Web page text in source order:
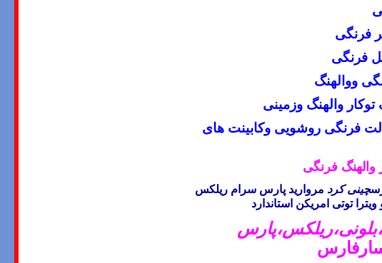
فرنگی
فرنگی
ووالهنگ
والهنگ وزمینی
فرنگی روشویی وکابینت های
فرنگی
چینی کرد مروارید پارس سرام ریلکس
توتی امریکن استاندارد
،بلونی،ریلکس،پارس